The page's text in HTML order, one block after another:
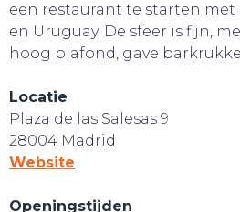
een restaurant te starten
en Uruguay. De sfeer is fijn,
hoog plafond, gave
Locatie
Plaza de las Salesas 9
28004 Madrid
Website
Openingstijden